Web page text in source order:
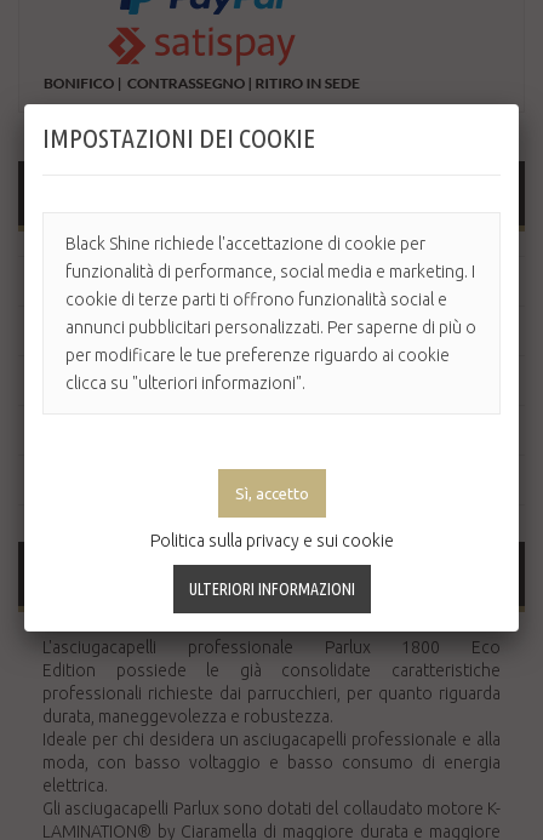
Tasti Frontali
Potenza 1280-1420 W
Voltaggio 220/240 V
MAGGIORI INFORMAZIONI
L'asciugacapelli professionale Parlux 1800 Eco
Edition possiede le già consolidate caratteristiche
professionali richieste dai parrucchieri, per quanto riguarda
durata, maneggevolezza e robustezza.
Ideale per chi desidera un asciugacapelli professionale e alla
moda, con basso voltaggio e basso consumo di energia
elettrica.
Gli asciugacapelli Parlux sono dotati del collaudato motore K-
LAMINATION® by Ciaramella di maggiore durata e maggiore
IMPOSTAZIONI DEI COOKIE
Black Shine richiede l'accettazione di cookie per
funzionalità di performance, social media e marketing. I
cookie di terze parti ti offrono funzionalità social e
annunci pubblicitari personalizzati. Per saperne di più o
per modificare le tue preferenze riguardo ai cookie
clicca su "ulteriori informazioni".
Politica sulla privacy e sui cookie